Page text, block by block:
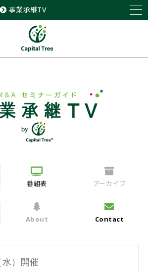
事業承継TV
番組表 アーカイブ
About Contact
水） 開催